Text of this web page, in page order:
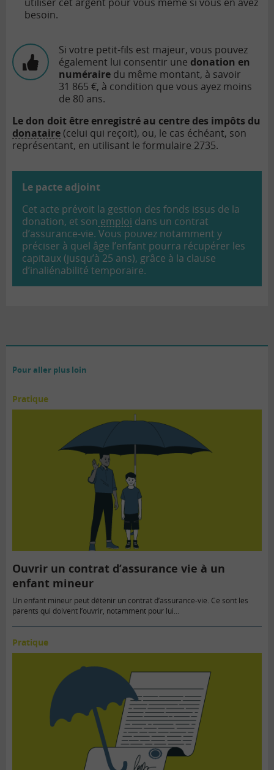
besoin.
Si votre petit-fils est majeur, vous pouvez
également lui consentir une donation en
numéraire du même montant, à savoir
31 865 €, à condition que vous ayez moins
de 80 ans.
Le don doit être enregistré au centre des impôts du
donataire(celui qui reçoit), ou, le cas échéant, son
représentant, en utilisant le formulaire 2735.
Le pacte adjoint
Cet acte prévoit la gestion des fonds issus de la
donation, et son emploi dans un contrat
d’assurance-vie. Vous pouvez notamment y
préciser à quel âge l’enfant pourra récupérer les
capitaux (jusqu’à 25 ans), grâce à la clause
d’inaliénabilité temporaire.
Pour aller plus loin
Pratique
Ouvrir un contrat d’assurance vie à un
enfant mineur
Un enfant mineur peut détenir un contrat d’assurance-vie. Ce sont les
parents qui doivent l’ouvrir, notamment pour lui…
Pratique